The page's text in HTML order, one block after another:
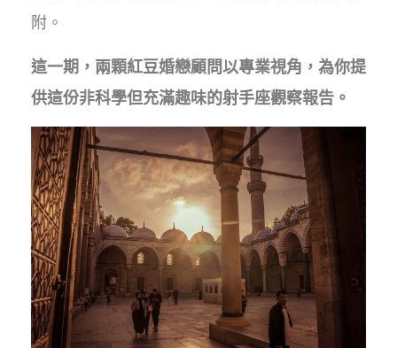
附。
這一期，兩顆紅豆婚戀顧問以專業視角，為你提
供這份非科學但充滿趣味的射手座觀察報告。